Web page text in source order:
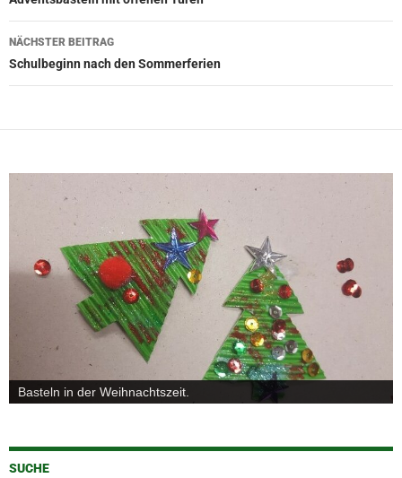
NÄCHSTER BEITRAG
Schulbeginn nach den Sommerferien
Kekse backen und verzieren in unserer Schulküche.
SUCHE